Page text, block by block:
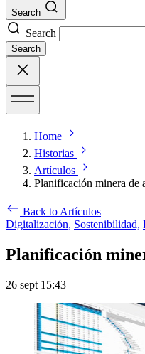
Search
Search
Search
Home
Historias
Artículos
Planificación minera de
Back to Artículos
Digitalización, Sostenibilidad,
Planificación
26 sept 15:43